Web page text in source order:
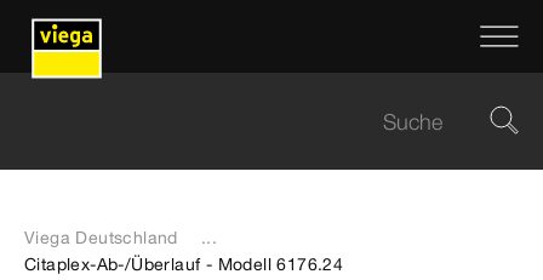
Viega Deutschland
...
Citaplex-Ab-/Überlauf - Modell 6176.24